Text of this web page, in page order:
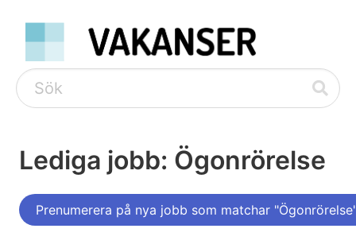
Lediga jobb: Ögonrörelse
Prenumerera på nya jobb som matchar